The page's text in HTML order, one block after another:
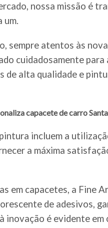
nossa missão é
um.
sempre atentos às
cuidadosamente
de alta qualidade e
capacete de carro
incluem a
a máxima
em capacetes, a Fine
de adesivos,
inovação é evidente